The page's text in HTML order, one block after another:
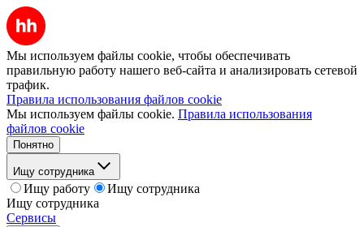
Мы используем файлы cookie, чтобы обеспечивать
правильную работу нашего веб-сайта и анализировать сетевой
трафик.
Правила использования файлов cookie
Мы используем файлы cookie. Правила использования
файлов cookie
Понятно
Ищу сотрудника
Ищу работу
Ищу сотрудника
Ищу сотрудника
Сервисы